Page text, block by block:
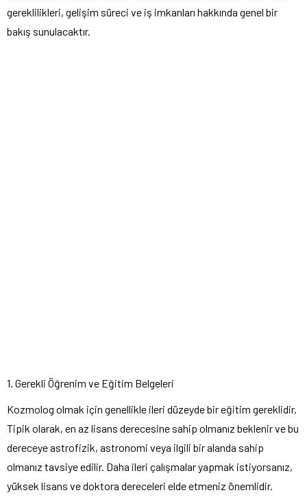
gereklilikleri, gelişim süreci ve iş imkanları hakkında genel bir
bakış sunulacaktır.
1. Gerekli Öğrenim ve Eğitim Belgeleri
Kozmolog olmak için genellikle ileri düzeyde bir eğitim gereklidir.
Tipik olarak, en az lisans derecesine sahip olmanız beklenir ve bu
dereceye astrofizik, astronomi veya ilgili bir alanda sahip
olmanız tavsiye edilir. Daha ileri çalışmalar yapmak istiyorsanız,
yüksek lisans ve doktora dereceleri elde etmeniz önemlidir.